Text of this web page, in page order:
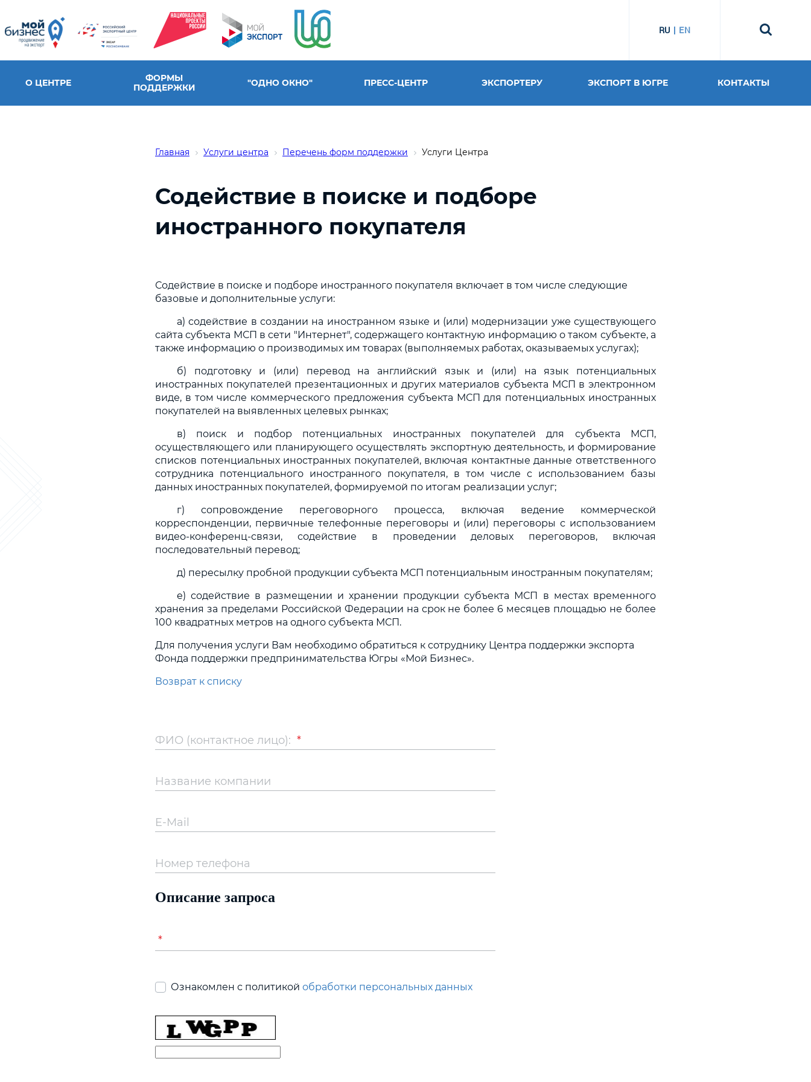
RU EN
О ЦЕНТРЕ
ФОРМЫ
ПОДДЕРЖКИ
"ОДНО ОКНО" ПРЕСС-ЦЕНТР ЭКСПОРТЕРУ ЭКСПОРТ В ЮГРЕ КОНТАКТЫ
Главная Услуги центра Перечень форм поддержки Услуги Центра
Содействие в поиске и подборе
иностранного покупателя
Содействие в поиске и подборе иностранного покупателя включает в том числе следующие
базовые и дополнительные услуги:
а) содействие в создании на иностранном языке и (или) модернизации уже существующего
сайта субъекта МСП в сети "Интернет", содержащего контактную информацию о таком субъекте, а
также информацию о производимых им товарах (выполняемых работах, оказываемых услугах);
б) подготовку и (или) перевод на английский язык и (или) на язык потенциальных
иностранных покупателей презентационных и других материалов субъекта МСП в электронном
виде, в том числе коммерческого предложения субъекта МСП для потенциальных иностранных
покупателей на выявленных целевых рынках;
в) поиск и подбор потенциальных иностранных покупателей для субъекта МСП,
осуществляющего или планирующего осуществлять экспортную деятельность, и формирование
списков потенциальных иностранных покупателей, включая контактные данные ответственного
сотрудника потенциального иностранного покупателя, в том числе с использованием базы
данных иностранных покупателей, формируемой по итогам реализации услуг;
г) сопровождение переговорного процесса, включая ведение коммерческой
корреспонденции, первичные телефонные переговоры и (или) переговоры с использованием
видео-конференц-связи, содействие в проведении деловых переговоров, включая
последовательный перевод;
д) пересылку пробной продукции субъекта МСП потенциальным иностранным покупателям;
е) содействие в размещении и хранении продукции субъекта МСП в местах временного
хранения за пределами Российской Федерации на срок не более 6 месяцев площадью не более
100 квадратных метров на одного субъекта МСП.
Для получения услуги Вам необходимо обратиться к сотруднику Центра поддержки экспорта
Фонда поддержки предпринимательства Югры «Мой Бизнес».
Возврат к списку
ФИО (контактное лицо): *
Название компании
E-Mail
Номер телефона
Описание запроса
*
Ознакомлен с политикой обработки персональных данных